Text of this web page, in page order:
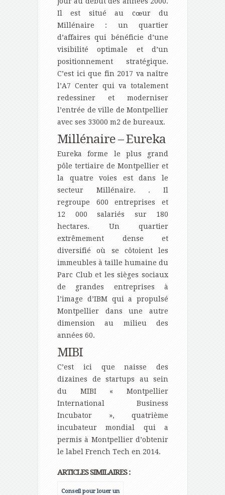
Il est situé au cœur du
Millénaire : un quartier
d’affaires qui bénéficie d’une
visibilité optimale et d’un
positionnement stratégique.
C’est ici que fin 2017 va naître
l’A7 Center qui va totalement
redessiner et moderniser
l’entrée de ville de Montpellier
avec ses 33000 m2 de bureaux.
Millénaire – Eureka
Eureka forme le plus grand
pôle tertiaire de Montpellier et
la quatre voies est dans le
secteur Millénaire. . Il
regroupe 600 entreprises et
12 000 salariés sur 180
hectares. Un quartier
extrêmement dense et
diversifié où se côtoient les
immeubles à taille humaine du
Parc Club et les sièges sociaux
de grandes entreprises à
l’image d’IBM qui a propulsé
Montpellier dans une autre
dimension au milieu des
années 60.
MIBI
C’est ici que naisse des
dizaines de startups au sein
du MIBI « Montpellier
International Business
Incubator », quatrième
incubateur mondial qui a
permis à Montpellier d’obtenir
le label French Tech en 2014.
ARTICLES SIMILAIRES :
Conseil pour louer un